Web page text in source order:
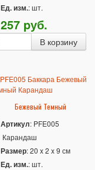
Ед. изм.: шт.
257 pуб.
Бежевый Темный
Артикул: PFE005
Карандаш
Размер: 20 x 2 x 9 см
Ед. изм.: шт.